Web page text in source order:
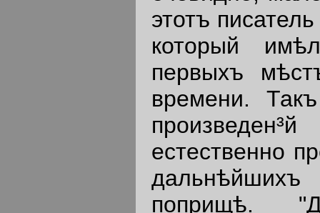
этотъ
который
первыхъ
времени.
естественно
дальнѣйшихъ
поприщѣ.